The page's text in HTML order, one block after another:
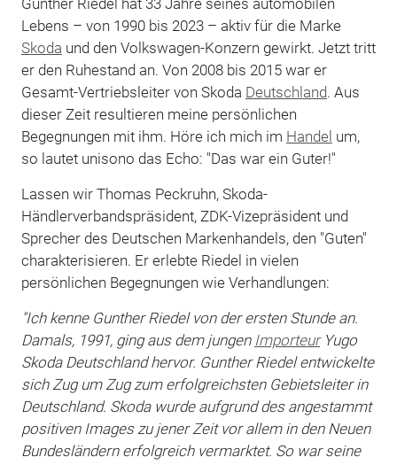
Lebens – von 1990 bis 2023 – aktiv für die Marke
Skoda und den Volkswagen-Konzern gewirkt. Jetzt tritt
er den Ruhestand an. Von 2008 bis 2015 war er
Gesamt-Vertriebsleiter von Skoda Deutschland. Aus
dieser Zeit resultieren meine persönlichen
Begegnungen mit ihm. Höre ich mich im Handel um,
so lautet unisono das Echo: "Das war ein Guter!"
Lassen wir Thomas Peckruhn, Skoda-
Händlerverbandspräsident, ZDK-Vizepräsident und
Sprecher des Deutschen Markenhandels, den "Guten"
charakterisieren. Er erlebte Riedel in vielen
persönlichen Begegnungen wie Verhandlungen:
"Ich kenne Gunther Riedel von der ersten Stunde an.
Damals, 1991, ging aus dem jungen ImporteurYugo
Skoda Deutschland hervor. Gunther Riedel entwickelte
sich Zug um Zug zum erfolgreichsten Gebietsleiter in
Deutschland. Skoda wurde aufgrund des angestammt
positiven Images zu jener Zeit vor allem in den Neuen
Bundesländern erfolgreich vermarktet. So war seine